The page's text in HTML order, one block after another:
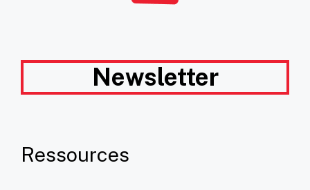
Newsletter
Ressources